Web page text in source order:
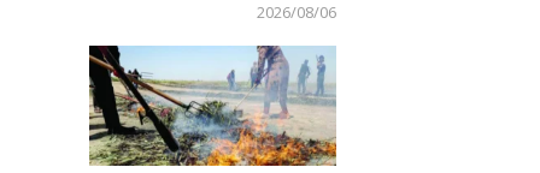
2026/08/06